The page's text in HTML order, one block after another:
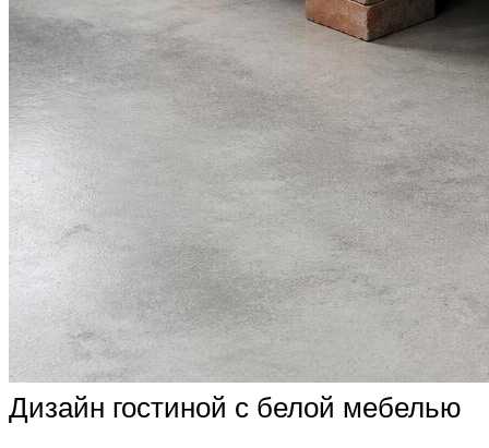
Дизайн гостиной с белой мебелью